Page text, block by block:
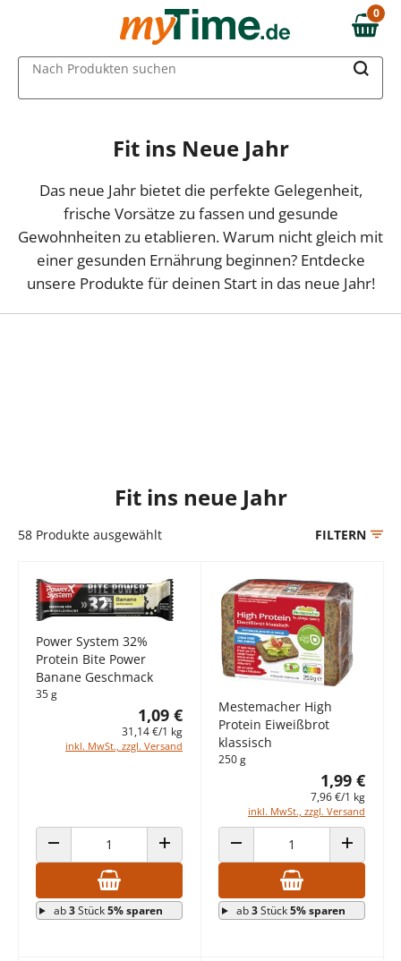
0,00 €
0
Nach Produkten suchen
Fit ins Neue Jahr
Das neue Jahr bietet die perfekte Gelegenheit,
frische Vorsätze zu fassen und gesunde
Gewohnheiten zu etablieren. Warum nicht gleich mit
einer gesunden Ernährung beginnen? Entdecke
unsere Produkte für deinen Start in das neue Jahr!
Fit ins neue Jahr
58 Produkte ausgewählt FILTERN
Power System 32%
Protein Bite Power
Banane Geschmack
35 g
1,09 €
31,14 €/1 kg
inkl. MwSt., zzgl. Versand
ANZAHL VERRINGERN ANZAHL ERHÖHEN
ab3Stück5% sparen
Mestemacher High
Protein Eiweißbrot
klassisch
250 g
1,99 €
7,96 €/1 kg
inkl. MwSt., zzgl. Versand
ANZAHL VERRINGERN ANZAHL
ab3Stück5% sparen